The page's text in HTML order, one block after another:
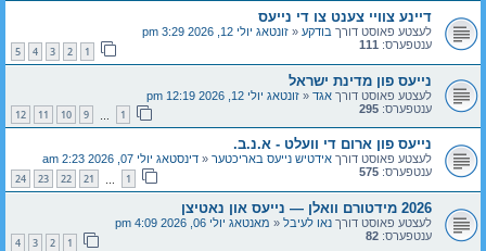
דיינע צוויי צענט צו די נייעס
לעצטע פאוסט דורך בודקע « זונטאג יולי 12, 2026 3:29 pm
ענטפערס: 111
1
2
3
4
5
נייעס פון מדינת ישראל
לעצטע פאוסט דורך אגד « זונטאג יולי 12, 2026 12:19 pm
ענטפערס: 295
1
9
10
11
12
נייעס פון ארום די וועלט - א.נ.ב.
לעצטע פאוסט דורך אידטיש נייעס באריכטער « דינסטאג יולי 07, 2026 2:23 am
ענטפערס: 575
1
21
22
23
24
2026 מידטורם וואלן — נייעס און נאטיצן
לעצטע פאוסט דורך נאו לעיבל « מאנטאג יולי 06, 2026 4:09 pm
ענטפערס: 82
1
2
3
4